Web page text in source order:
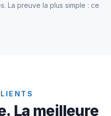
La preuve la plus simple : ce
La meilleure